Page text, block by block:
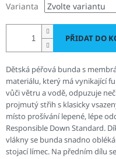
Varianta
PŘIDAT DO
Dětská péřová bunda s
materiálu, který má vynikající
vůči větru a vodě, odpuzuje
projmutý střih s klasicky
místo prošívání lepené, lépe
Responsible Down Standard.
vlákny se bunda snadno
stojací límec. Na předním dílu